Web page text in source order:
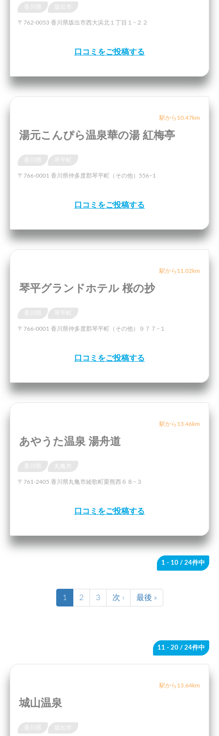
香川県 坂出市
〒762-0053 香川県坂出市西大浜北１丁目１−２２
口コミをご投稿する
駅から10.47km
湯元こんぴら温泉華の湯 紅梅亭
香川県 琴平町
〒766-0001 香川県仲多度郡琴平町（その他）556−1
口コミをご投稿する
駅から11.02km
琴平グランドホテル 桜の抄
香川県 琴平町
〒766-0001 香川県仲多度郡琴平町（その他）９７７−１
口コミをご投稿する
駅から13.46km
あやうた温泉 湯舟道
香川県
〒761-2405 香川県丸亀市綾歌町栗熊西６８−３
口コミをご投稿する
1 - 10 / 24件中
1 2 3 次 › 最後 »
11 - 20 / 24件中
駅から13.64km
城山温泉
香川県 坂出市